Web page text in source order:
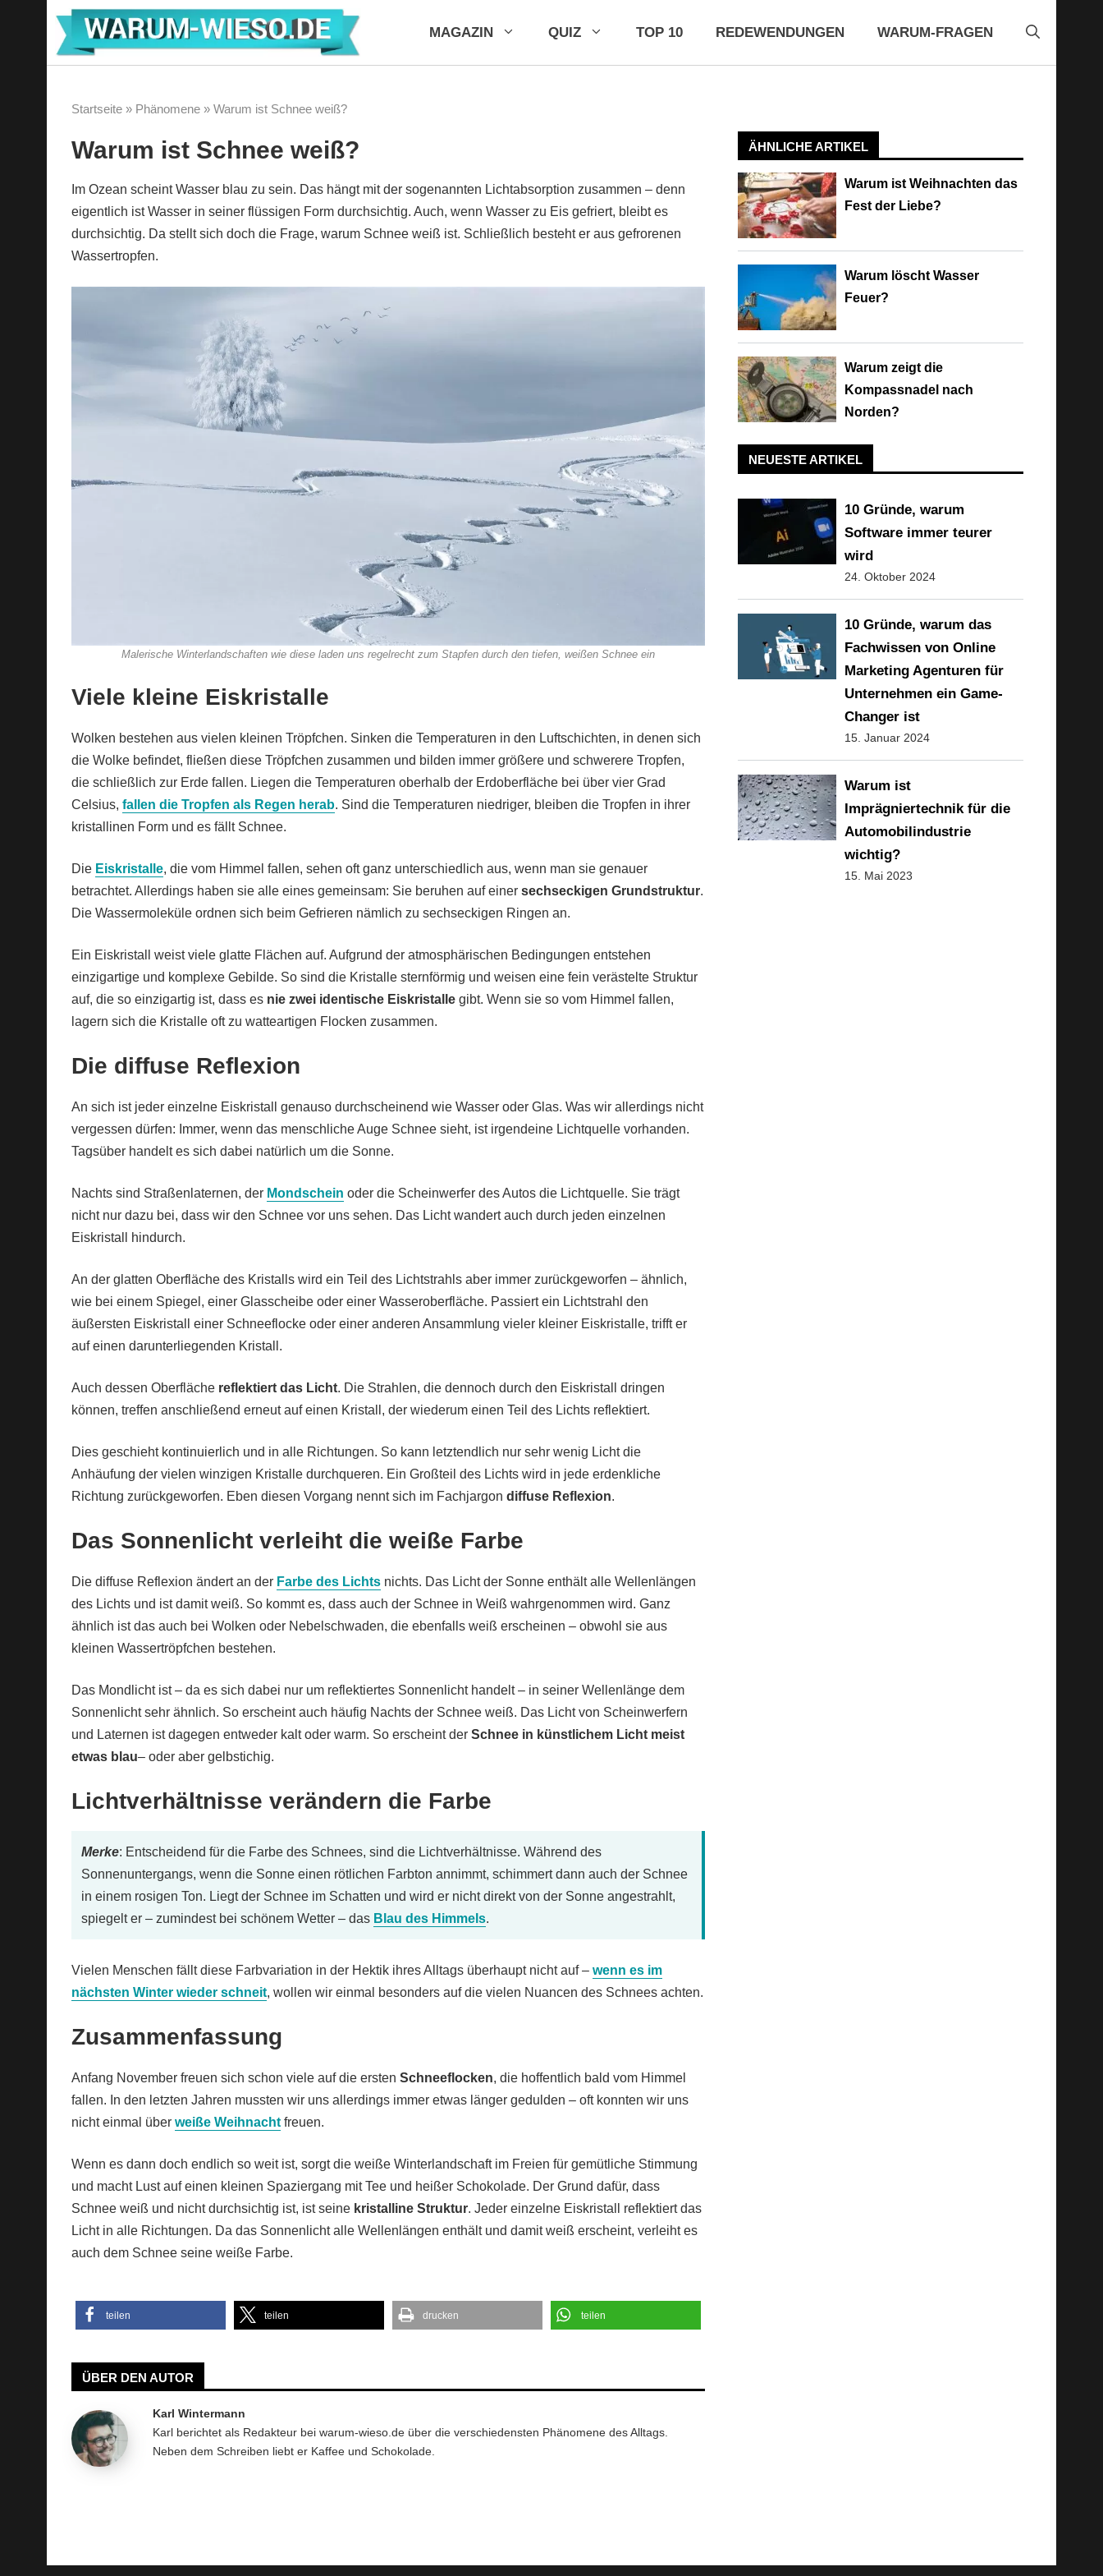
MAGAZIN QUIZ TOP 10 REDEWENDUNGEN WARUM-FRAGEN
Startseite » Phänomene » Warum ist Schnee weiß?
Warum ist Schnee weiß?
Im Ozean scheint Wasser blau zu sein. Das hängt mit der sogenannten Lichtabsorption zusammen – denn
eigentlich ist Wasser in seiner flüssigen Form durchsichtig. Auch, wenn Wasser zu Eis gefriert, bleibt es
durchsichtig. Da stellt sich doch die Frage, warum Schnee weiß ist. Schließlich besteht er aus gefrorenen
Wassertropfen.
Malerische Winterlandschaften wie diese laden uns regelrecht zum Stapfen durch den tiefen, weißen Schnee ein
Viele kleine Eiskristalle
Wolken bestehen aus vielen kleinen Tröpfchen. Sinken die Temperaturen in den Luftschichten, in denen sich
die Wolke befindet, fließen diese Tröpfchen zusammen und bilden immer größere und schwerere Tropfen,
die schließlich zur Erde fallen. Liegen die Temperaturen oberhalb der Erdoberfläche bei über vier Grad
Celsius, fallen die Tropfen als Regen herab. Sind die Temperaturen niedriger, bleiben die Tropfen in ihrer
kristallinen Form und es fällt Schnee.
Die Eiskristalle, die vom Himmel fallen, sehen oft ganz unterschiedlich aus, wenn man sie genauer
betrachtet. Allerdings haben sie alle eines gemeinsam: Sie beruhen auf einer sechseckigen Grundstruktur.
Die Wassermoleküle ordnen sich beim Gefrieren nämlich zu sechseckigen Ringen an.
Ein Eiskristall weist viele glatte Flächen auf. Aufgrund der atmosphärischen Bedingungen entstehen
einzigartige und komplexe Gebilde. So sind die Kristalle sternförmig und weisen eine fein verästelte Struktur
auf, die so einzigartig ist, dass es nie zwei identische Eiskristalle gibt. Wenn sie so vom Himmel fallen,
lagern sich die Kristalle oft zu watteartigen Flocken zusammen.
Die diffuse Reflexion
An sich ist jeder einzelne Eiskristall genauso durchscheinend wie Wasser oder Glas. Was wir allerdings nicht
vergessen dürfen: Immer, wenn das menschliche Auge Schnee sieht, ist irgendeine Lichtquelle vorhanden.
Tagsüber handelt es sich dabei natürlich um die Sonne.
Nachts sind Straßenlaternen, der Mondschein oder die Scheinwerfer des Autos die Lichtquelle. Sie trägt
nicht nur dazu bei, dass wir den Schnee vor uns sehen. Das Licht wandert auch durch jeden einzelnen
Eiskristall hindurch.
An der glatten Oberfläche des Kristalls wird ein Teil des Lichtstrahls aber immer zurückgeworfen – ähnlich,
wie bei einem Spiegel, einer Glasscheibe oder einer Wasseroberfläche. Passiert ein Lichtstrahl den
äußersten Eiskristall einer Schneeflocke oder einer anderen Ansammlung vieler kleiner Eiskristalle, trifft er
auf einen darunterliegenden Kristall.
Auch dessen Oberfläche reflektiert das Licht. Die Strahlen, die dennoch durch den Eiskristall dringen
können, treffen anschließend erneut auf einen Kristall, der wiederum einen Teil des Lichts reflektiert.
Dies geschieht kontinuierlich und in alle Richtungen. So kann letztendlich nur sehr wenig Licht die
Anhäufung der vielen winzigen Kristalle durchqueren. Ein Großteil des Lichts wird in jede erdenkliche
Richtung zurückgeworfen. Eben diesen Vorgang nennt sich im Fachjargon diffuse Reflexion.
Das Sonnenlicht verleiht die weiße Farbe
Die diffuse Reflexion ändert an der Farbe des Lichts nichts. Das Licht der Sonne enthält alle Wellenlängen
des Lichts und ist damit weiß. So kommt es, dass auch der Schnee in Weiß wahrgenommen wird. Ganz
ähnlich ist das auch bei Wolken oder Nebelschwaden, die ebenfalls weiß erscheinen – obwohl sie aus
kleinen Wassertröpfchen bestehen.
Das Mondlicht ist – da es sich dabei nur um reflektiertes Sonnenlicht handelt – in seiner Wellenlänge dem
Sonnenlicht sehr ähnlich. So erscheint auch häufig Nachts der Schnee weiß. Das Licht von Scheinwerfern
und Laternen ist dagegen entweder kalt oder warm. So erscheint der Schnee in künstlichem Licht meist
etwas blau– oder aber gelbstichig.
Lichtverhältnisse verändern die Farbe
Merke: Entscheidend für die Farbe des Schnees, sind die Lichtverhältnisse. Während des
Sonnenuntergangs, wenn die Sonne einen rötlichen Farbton annimmt, schimmert dann auch der Schnee
in einem rosigen Ton. Liegt der Schnee im Schatten und wird er nicht direkt von der Sonne angestrahlt,
spiegelt er – zumindest bei schönem Wetter – das Blau des Himmels.
Vielen Menschen fällt diese Farbvariation in der Hektik ihres Alltags überhaupt nicht auf – wenn es im
nächsten Winter wieder schneit, wollen wir einmal besonders auf die vielen Nuancen des Schnees achten.
Zusammenfassung
Anfang November freuen sich schon viele auf die ersten Schneeflocken, die hoffentlich bald vom Himmel
fallen. In den letzten Jahren mussten wir uns allerdings immer etwas länger gedulden – oft konnten wir uns
nicht einmal über weiße Weihnachtfreuen.
Wenn es dann doch endlich so weit ist, sorgt die weiße Winterlandschaft im Freien für gemütliche Stimmung
und macht Lust auf einen kleinen Spaziergang mit Tee und heißer Schokolade. Der Grund dafür, dass
Schnee weiß und nicht durchsichtig ist, ist seine kristalline Struktur. Jeder einzelne Eiskristall reflektiert das
Licht in alle Richtungen. Da das Sonnenlicht alle Wellenlängen enthält und damit weiß erscheint, verleiht es
auch dem Schnee seine weiße Farbe.
teilen teilen drucken teilen
ÜBER DEN AUTOR
Karl Wintermann
Karl berichtet als Redakteur bei warum-wieso.de über die verschiedensten Phänomene des Alltags.
Neben dem Schreiben liebt er Kaffee und Schokolade.
ÄHNLICHE ARTIKEL
Warum ist Weihnachten das
Fest der Liebe?
Warum löscht Wasser
Feuer?
Warum zeigt die
Kompassnadel nach
Norden?
NEUESTE ARTIKEL
10 Gründe, warum
Software immer teurer
wird
24. Oktober 2024
10 Gründe, warum das
Fachwissen von Online
Marketing Agenturen für
Unternehmen ein Game-
Changer ist
15. Januar 2024
Warum ist
Imprägniertechnik für die
Automobilindustrie
wichtig?
15. Mai 2023